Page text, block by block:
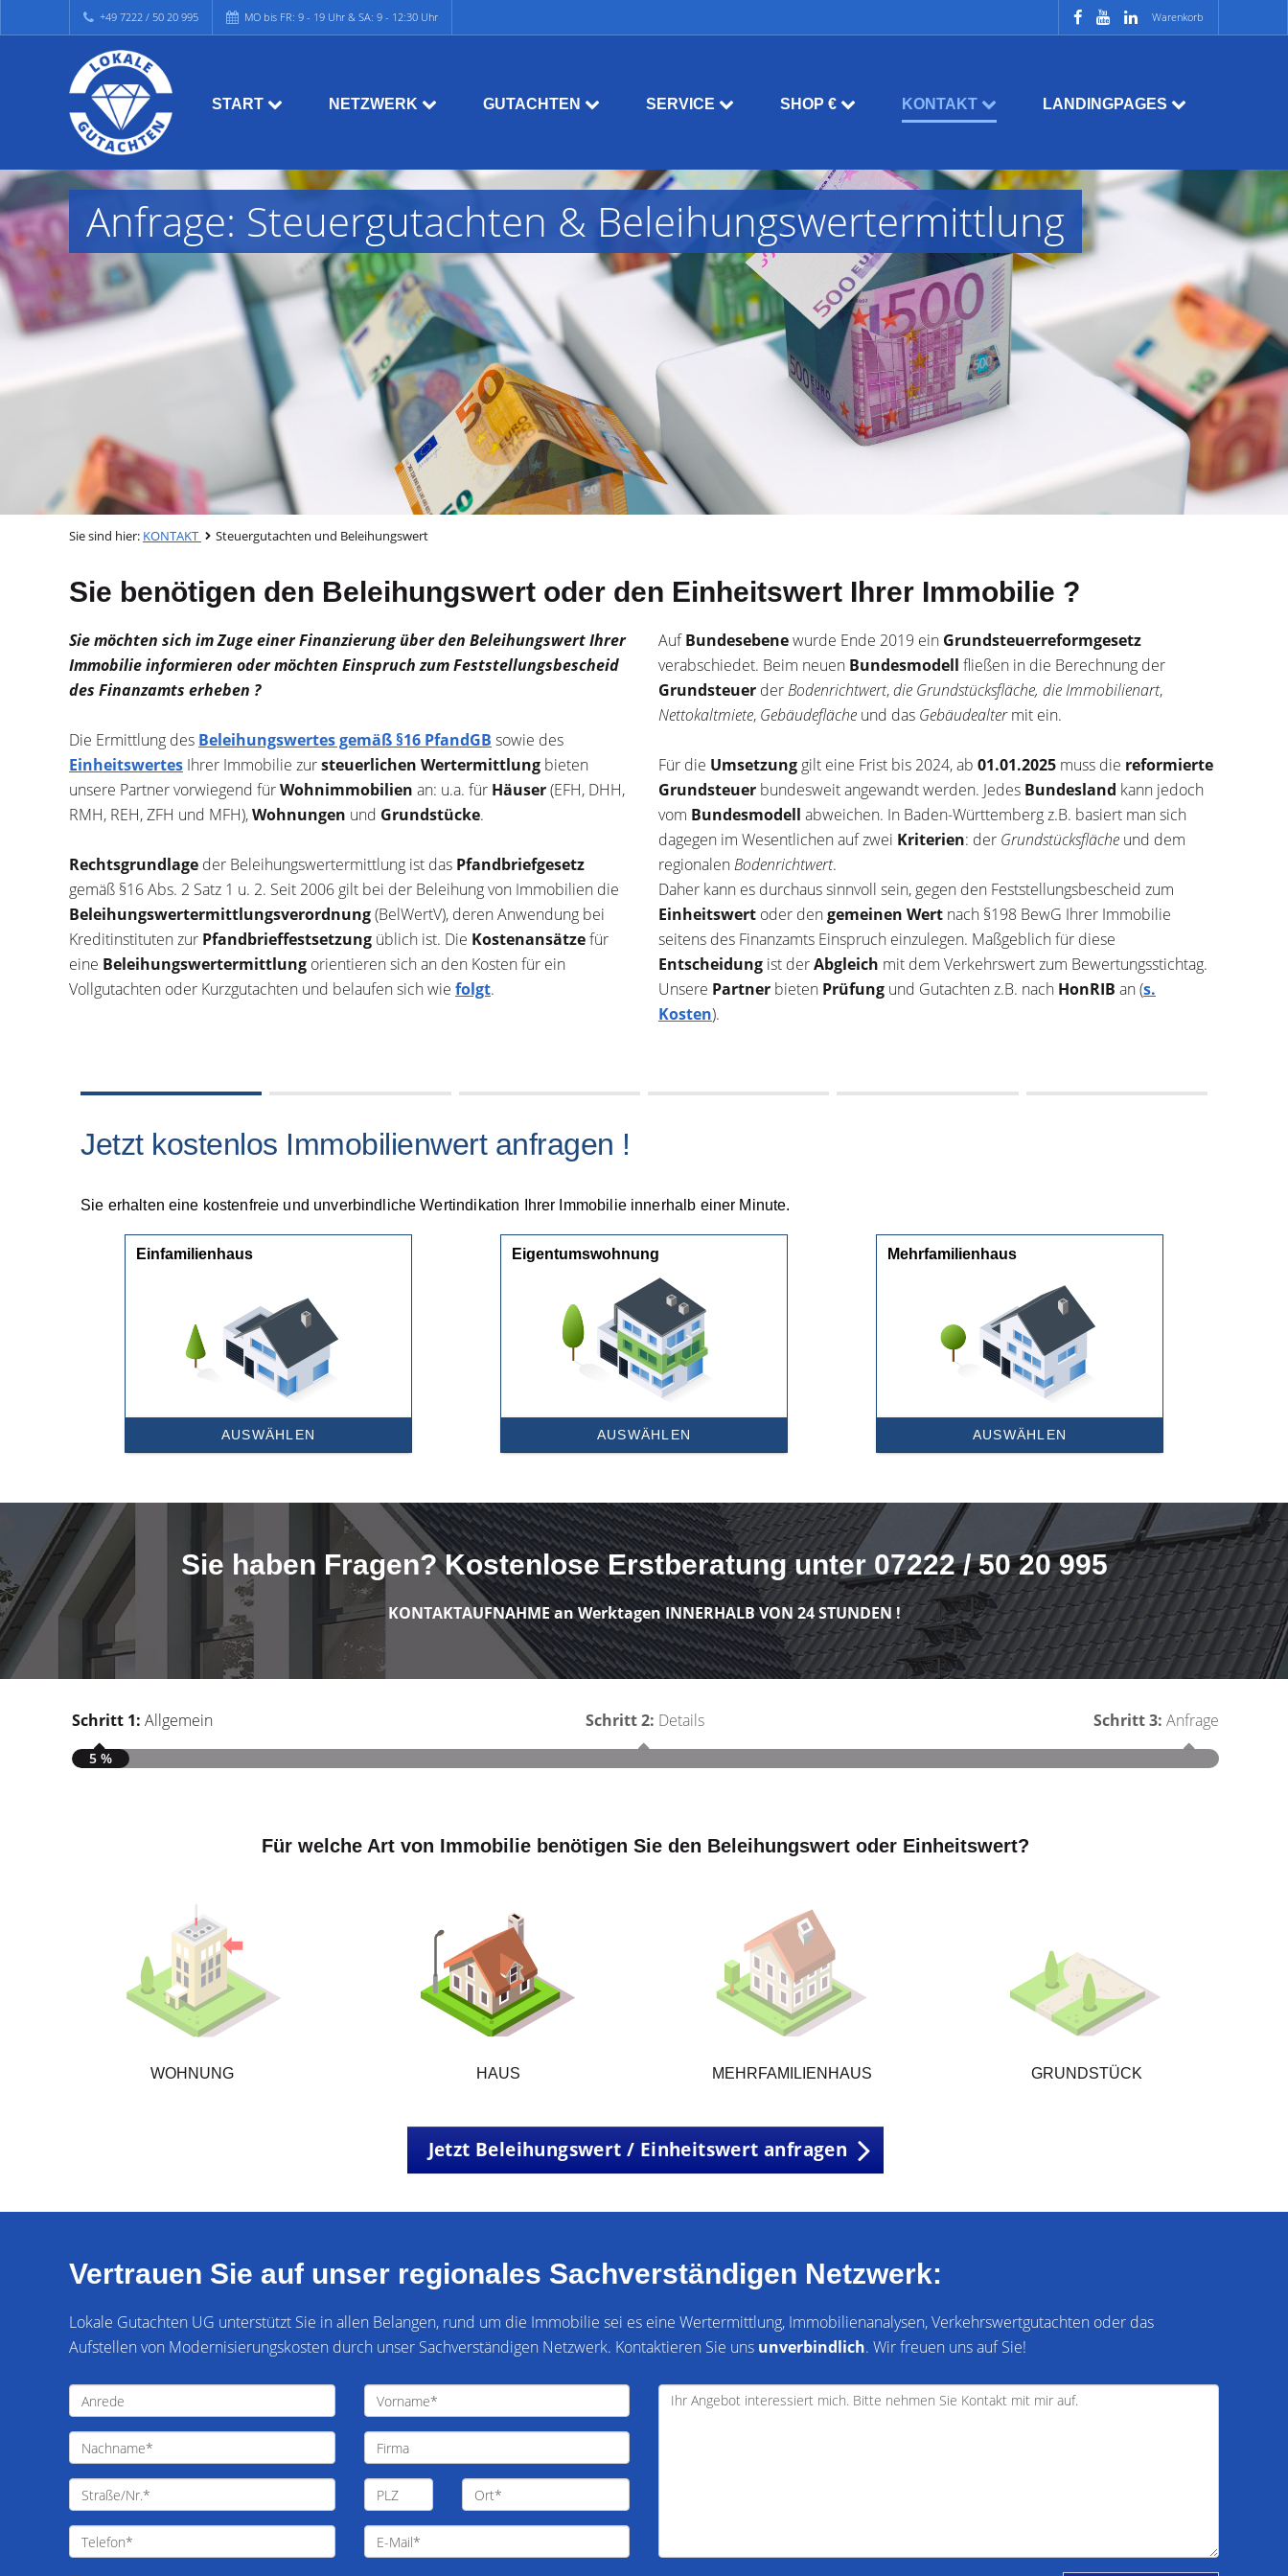
+49 7222 / 50 20 995 MO bis FR: 9 - 19 Uhr & SA: 9 - 12:30 Uhr Warenkorb
START NETZWERK GUTACHTEN SERVICE SHOP € KONTAKT LANDINGPAGES
Anfrage: Steuergutachten & Beleihungswertermittlung
Sie sind hier: KONTAKT Steuergutachten und Beleihungswert
Sie benötigen den Beleihungswert oder den Einheitswert Ihrer Immobilie ?
Sie möchten sich im Zuge einer Finanzierung über den Beleihungswert Ihrer
Immobilie informieren oder möchten Einspruch zum Feststellungsbescheid
des Finanzamts erheben ?
Die Ermittlung des Beleihungswertes gemäß §16 PfandGB sowie des
Einheitswertes Ihrer Immobilie zursteuerlichen Wertermittlung bieten
unsere Partner vorwiegend fürWohnimmobilien an: u.a. für Häuser(EFH, DHH,
RMH, REH, ZFH und MFH),Wohnungen und Grundstücke.
Rechtsgrundlage der Beleihungswertermittlung ist das Pfandbriefgesetz
gemäß §16 Abs. 2 Satz 1 u. 2. Seit 2006 gilt bei der Beleihung von Immobilien die
Beleihungswertermittlungsverordnung(BelWertV), deren Anwendung bei
Kreditinstituten zur Pfandbrieffestsetzung üblich ist. Die Kostenansätzefür
eine Beleihungswertermittlung orientieren sich an den Kosten für ein
Vollgutachten oder Kurzgutachten und belaufen sich wie folgt.
AufBundesebenewurde Ende 2019 ein Grundsteuerreformgesetz
verabschiedet. Beim neuen Bundesmodell fließen in die Berechnung der
Grundsteuer derBodenrichtwert,die Grundstücksfläche, dieImmobilienart,
Nettokaltmiete, Gebäudefläche und das Gebäudealtermit ein.
Für die Umsetzung gilt eine Frist bis 2024, ab 01.01.2025 muss die reformierte
Grundsteuer bundesweit angewandt werden. Jedes Bundesland kann jedoch
vom Bundesmodell abweichen. In Baden-Württemberg z.B. basiert man sich
dagegen im Wesentlichen auf zwei Kriterien: der Grundstücksfläche und dem
regionalenBodenrichtwert.
Daher kann es durchaus sinnvoll sein, gegen den Feststellungsbescheid zum
Einheitswert oder dengemeinen Wert nach §198 BewG Ihrer Immobilie
seitens des Finanzamts Einspruch einzulegen. Maßgeblich für diese
Entscheidung ist derAbgleich mit dem Verkehrswert zum Bewertungsstichtag.
Unsere Partner bieten Prüfung und Gutachten z.B. nach HonRIB an (s.
Kosten).
Sie haben Fragen? Kostenlose Erstberatung unter 07222 / 50 20 995
KONTAKTAUFNAHME an Werktagen INNERHALB VON 24 STUNDEN !
Schritt 1: Allgemein Schritt 2: Details Schritt 3: Anfrage
5 %
Für welche Art von Immobilie benötigen Sie den Beleihungswert oder Einheitswert?
WOHNUNG HAUS MEHRFAMILIENHAUS GRUNDSTÜCK
Jetzt Beleihungswert / Einheitswert anfragen
Vertrauen Sie auf unser regionales Sachverständigen Netzwerk:
Lokale Gutachten UG unterstützt Sie in allen Belangen, rund um die Immobilie sei es eine Wertermittlung, Immobilienanalysen, Verkehrswertgutachten oder das
Aufstellen von Modernisierungskosten durch unser Sachverständigen Netzwerk. Kontaktieren Sie uns unverbindlich. Wir freuen uns auf Sie!
LG Lokale Gutachten UG (haftungsbeschränkt)